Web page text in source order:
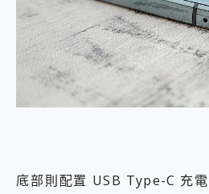
底部則配置 USB Type-C 充